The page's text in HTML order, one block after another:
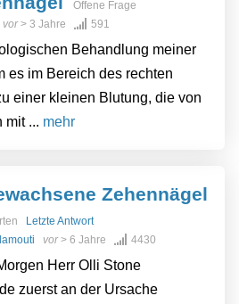
Offene Frage
vor> 3 Jahre 591
Behandlung meiner
es im Bereich des rechten
einer kleinen Blutung, die von
mit ... mehr
Zehennägel
Letzte Antwort
vor> 6 Jahre 4430
Herr Olli Stone
zuerst an der Ursache